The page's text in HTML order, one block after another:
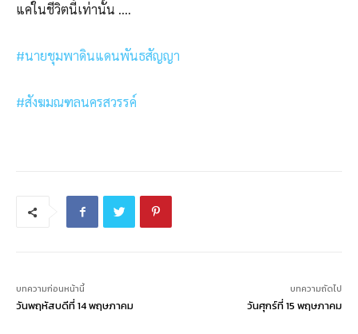
แค่ในชีวิตนี้เท่านั้น ….
#นายชุมพาดินแดนพันธสัญญา
#สังฆมณฑลนครสวรรค์
บทความก่อนหน้านี้
วันพฤหัสบดีที่ 14 พฤษภาคม
บทความถัดไป
วันศุกร์ที่ 15 พฤษภาคม